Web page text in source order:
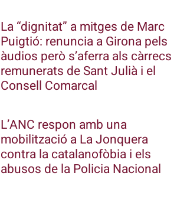
La “dignitat” a mitges de Marc
Puigtió: renuncia a Girona pels
àudios però s’aferra als càrrecs
remunerats de Sant Julià i el
Consell Comarcal
L’ANC respon amb una
mobilització a La Jonquera
contra la catalanofòbia i els
abusos de la Policia Nacional